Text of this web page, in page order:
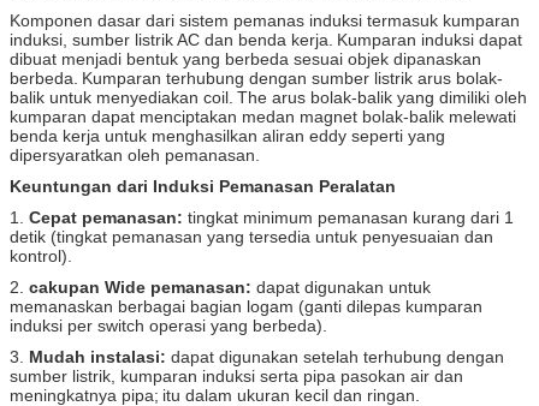
Komponen dasar dari sistem pemanas induksi termasuk kumparan
induksi, sumber listrik AC dan benda kerja. Kumparan induksi dapat
dibuat menjadi bentuk yang berbeda sesuai objek dipanaskan
berbeda. Kumparan terhubung dengan sumber listrik arus bolak-
balik untuk menyediakan coil. The arus bolak-balik yang dimiliki oleh
kumparan dapat menciptakan medan magnet bolak-balik melewati
benda kerja untuk menghasilkan aliran eddy seperti yang
dipersyaratkan oleh pemanasan.
Keuntungan dari Induksi Pemanasan Peralatan
1. Cepat pemanasan: tingkat minimum pemanasan kurang dari 1
detik (tingkat pemanasan yang tersedia untuk penyesuaian dan
kontrol).
2. cakupan Wide pemanasan: dapat digunakan untuk
memanaskan berbagai bagian logam (ganti dilepas kumparan
induksi per switch operasi yang berbeda).
3. Mudah instalasi: dapat digunakan setelah terhubung dengan
sumber listrik, kumparan induksi serta pipa pasokan air dan
meningkatnya pipa; itu dalam ukuran kecil dan ringan.